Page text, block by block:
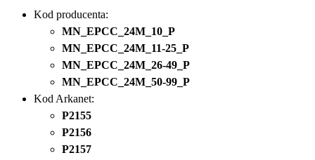
Kod producenta:
MN_EPCC_24M_10_P
MN_EPCC_24M_11-25_P
MN_EPCC_24M_26-49_P
MN_EPCC_24M_50-99_P
Kod Arkanet:
P2155
P2156
P2157